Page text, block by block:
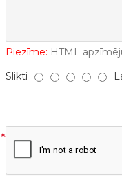
Piezīme: HTML
Slikti